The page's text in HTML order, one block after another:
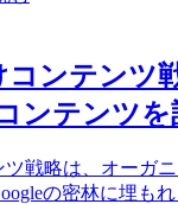
コンテンツ
ンテンツを
戦略は、オーガ
の密林に埋も